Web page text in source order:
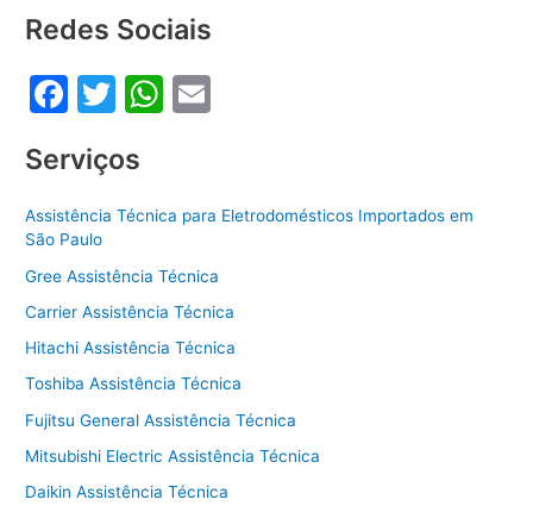
o
o
k
p
p
Redes Sociais
F
c
e
b
o
o
k
T
itt
er
W
s
p
p
l
Serviços
Assistência Técnica para Eletrodomésticos Importados em
São Paulo
Gree Assistência Técnica
Carrier Assistência Técnica
Hitachi Assistência Técnica
Toshiba Assistência Técnica
Fujitsu General Assistência Técnica
Mitsubishi Electric Assistência Técnica
Daikin Assistência Técnica